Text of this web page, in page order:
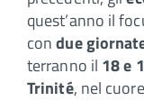
quest’anno il
condue
terranno il 18 e
Trinité, nel